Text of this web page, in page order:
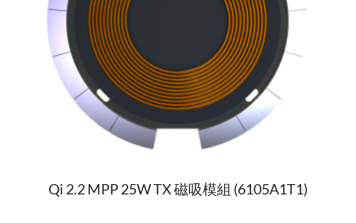
Qi 2.2 MPP 25W TX 磁吸模組 (6105A1T1)